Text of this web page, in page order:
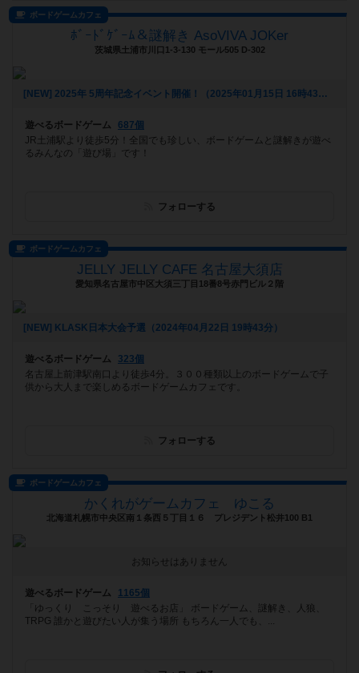
ボードゲームカフェ
ﾎﾞｰﾄﾞｹﾞｰﾑ＆謎解き AsoVIVA JOKer
茨城県土浦市川口1-3-130 モール505 D-302
[NEW] 2025年 5周年記念イベント開催！（2025年01月15日 16時43分）
遊べるボードゲーム
687個
JR土浦駅より徒歩5分！全国でも珍しい、ボードゲームと謎解きが遊べ
るみんなの「遊び場」です！
フォローする
ボードゲームカフェ
JELLY JELLY CAFE 名古屋大須店
愛知県名古屋市中区大須三丁目18番8号赤門ビル２階
[NEW] KLASK日本大会予選（2024年04月22日 19時43分）
遊べるボードゲーム
323個
名古屋上前津駅南口より徒歩4分。３００種類以上のボードゲームで子
供から大人まで楽しめるボードゲームカフェです。
フォローする
ボードゲームカフェ
かくれがゲームカフェ ゆこる
北海道札幌市中央区南１条西５丁目１６ プレジデント松井100 B1
お知らせはありません
遊べるボードゲーム
1165個
「ゆっくり こっそり 遊べるお店」 ボードゲーム、謎解き、人狼、
TRPG 誰かと遊びたい人が集う場所 もちろん一人でも、...